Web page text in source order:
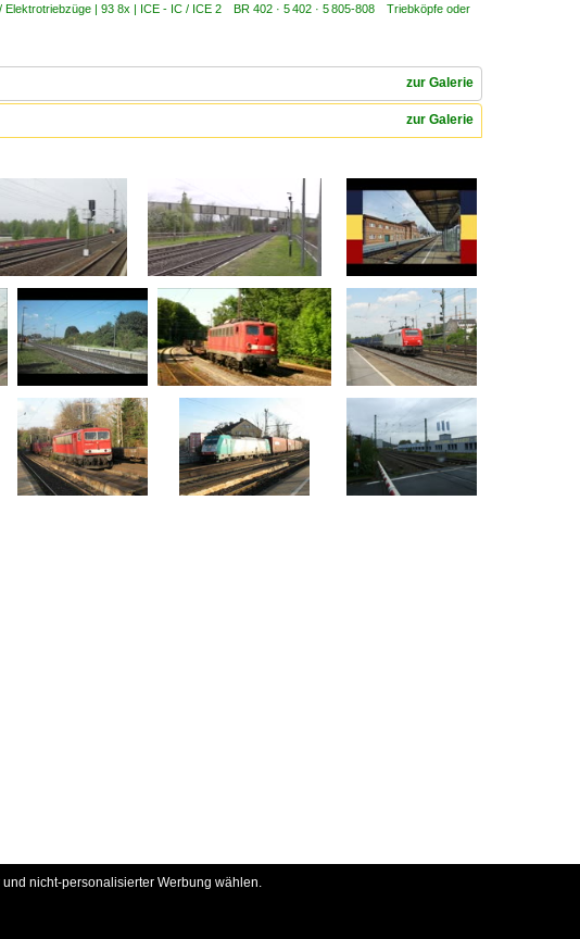
Elektrotriebzüge | 93 8x | ICE - IC / ICE 2 BR 402 · 5 402 · 5 805-808 Triebköpfe oder
zur Galerie
zur Galerie
nicht-personalisierter Werbung wählen.